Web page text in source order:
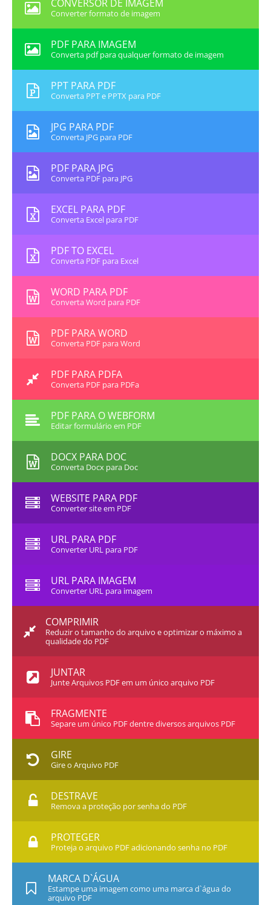
CONVERSOR DE IMAGEM
Converter formato de imagem
PDF PARA IMAGEM
Converta pdf para qualquer formato de imagem
PPT PARA PDF
Converta PPT e PPTX para PDF
JPG PARA PDF
Converta JPG para PDF
PDF PARA JPG
Converta PDF para JPG
EXCEL PARA PDF
Converta Excel para PDF
PDF TO EXCEL
Converta PDF para Excel
WORD PARA PDF
Converta Word para PDF
PDF PARA WORD
Converta PDF para Word
PDF PARA PDFA
Converta PDF para PDFa
PDF PARA O WEBFORM
Editar formulário em PDF
DOCX PARA DOC
Converta Docx para Doc
WEBSITE PARA PDF
Converter site em PDF
URL PARA PDF
Converter URL para PDF
URL PARA IMAGEM
Converter URL para imagem
COMPRIMIR
Reduzir o tamanho do arquivo e optimizar o máximo a
qualidade do PDF
JUNTAR
Junte Arquivos PDF em um único arquivo PDF
FRAGMENTE
Separe um único PDF dentre diversos arquivos PDF
GIRE
Gire o Arquivo PDF
DESTRAVE
Remova a proteção por senha do PDF
PROTEGER
Proteja o arquivo PDF adicionando senha no PDF
MARCA D`ÁGUA
Estampe uma imagem como uma marca d`água do
arquivo PDF